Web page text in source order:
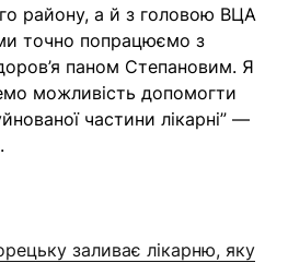
району, а й з головою ВЦА
точно попрацюємо з
паном Степановим. Я
можливість допомогти
частини лікарні” —
заливає лікарню, яку